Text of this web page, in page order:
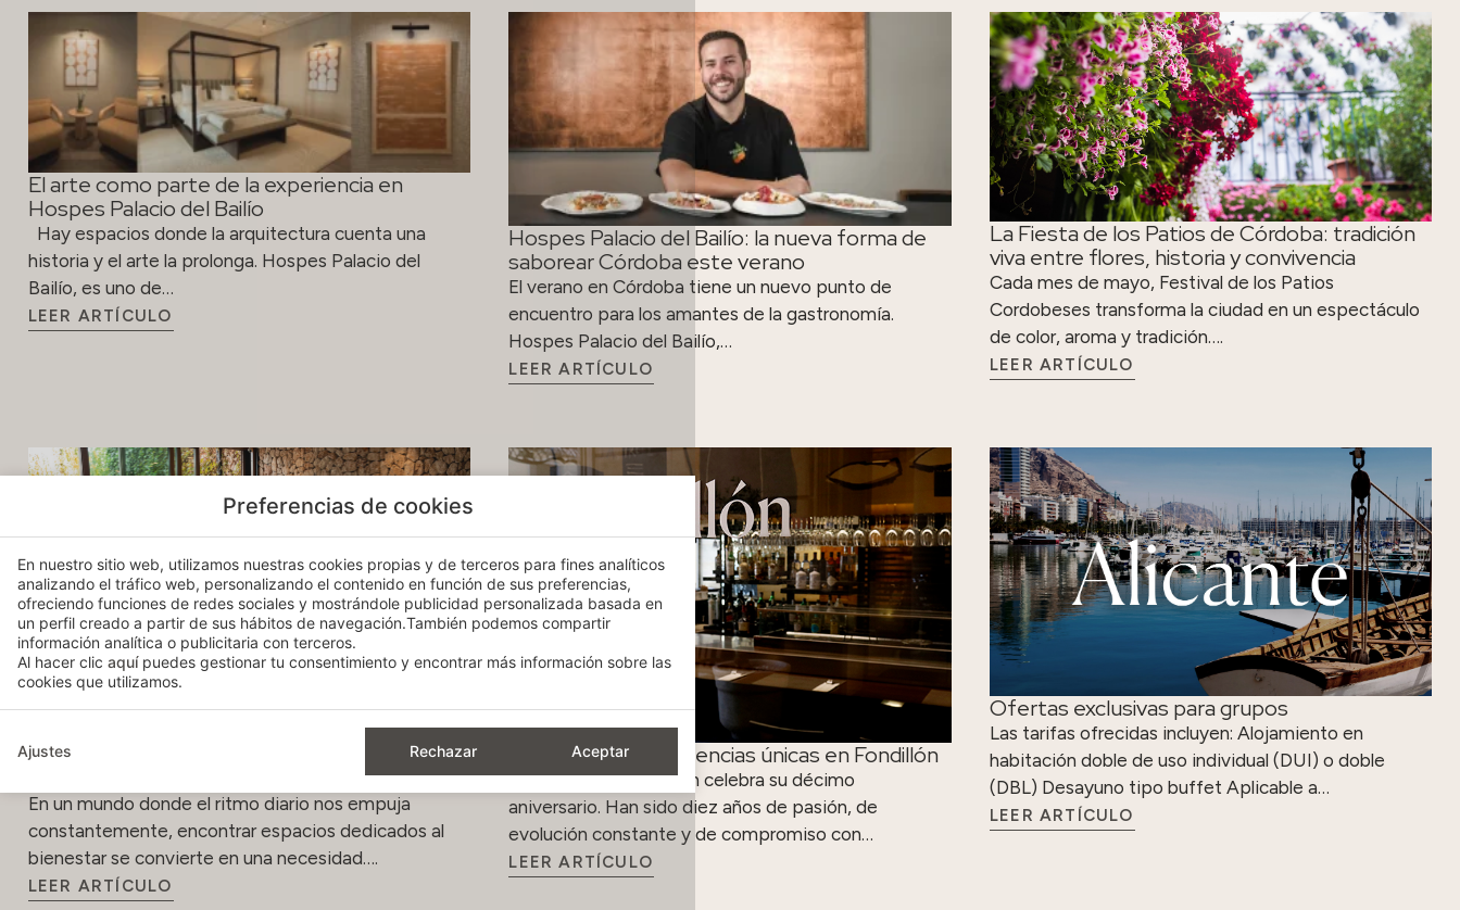
El arte como parte de la experiencia en
Hospes Palacio del Bailío
Hay espacios donde la arquitectura cuenta una
historia y el arte la prolonga. Hospes Palacio del
Bailío, es uno de…
LEER ARTÍCULO
Hospes Palacio del Bailío: la nueva forma de
saborear Córdoba este verano
El verano en Córdoba tiene un nuevo punto de
encuentro para los amantes de la gastronomía.
Hospes Palacio del Bailío,…
LEER ARTÍCULO
La Fiesta de los Patios de Córdoba: tradición
viva entre flores, historia y convivencia
Cada mes de mayo, Festival de los Patios
Cordobeses transforma la ciudad en un espectáculo
de color, aroma y tradición….
LEER ARTÍCULO
Relajación y bienestar: descubre los
En un mundo donde el ritmo diario nos empuja
constantemente, encontrar espacios dedicados al
bienestar se convierte en una necesidad….
LEER ARTÍCULO
Diez años de experiencias únicas en Fondillón
El restaurante Fondillón celebra su décimo
aniversario. Han sido diez años de pasión, de
evolución constante y de compromiso con…
LEER ARTÍCULO
Ofertas exclusivas para grupos
Las tarifas ofrecidas incluyen: Alojamiento en
habitación doble de uso individual (DUI) o doble
(DBL) Desayuno tipo buffet Aplicable a…
LEER ARTÍCULO
Preferencias de cookies
En nuestro sitio web, utilizamos nuestras cookies propias y de terceros para fines analíticos
analizando el tráfico web, personalizando el contenido en función de sus preferencias,
ofreciendo funciones de redes sociales y mostrándole publicidad personalizada basada en
un perfil creado a partir de sus hábitos de navegación.También podemos compartir
información analítica o publicitaria con terceros.
Al hacer clic aquípuedes gestionar tu consentimiento y encontrar más información sobre las
cookies que utilizamos.
Ajustes Rechazar Aceptar